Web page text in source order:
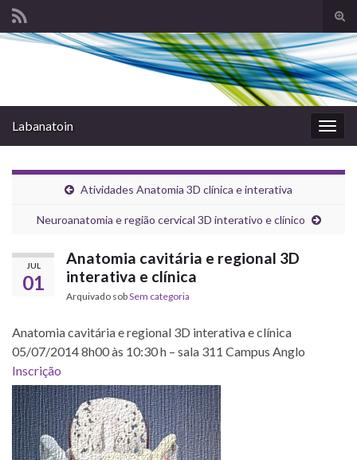
de
Search for:
Labanatoin
Atividades Anatomia 3D clínica e interativa
Neuroanatomia e região cervical 3D interativo e clínico
JUL
01
Anatomia cavitária e regional 3D
interativa e clínica
Arquivado sobSem categoria
Anatomia cavitária e regional 3D interativa e clínica
05/07/2014 8h00 às 10:30 h – sala 311 Campus Anglo
Inscrição